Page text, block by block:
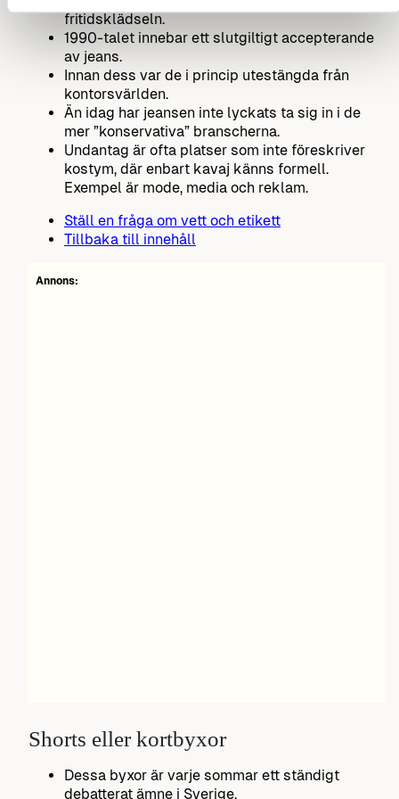
fritidsklädseln.
1990-talet innebar ett slutgiltigt accepterande
av jeans.
Innan dess var de i princip utestängda från
kontorsvärlden.
Än idag har jeansen inte lyckats ta sig in i de
mer ”konservativa” branscherna.
Undantag är ofta platser som inte föreskriver
kostym, där enbart kavaj känns formell.
Exempel är mode, media och reklam.
Ställ en fråga om vett och etikett
Tillbaka till innehåll
Annons:
Shorts eller kortbyxor
Dessa byxor är varje sommar ett ständigt
debatterat ämne i Sverige.